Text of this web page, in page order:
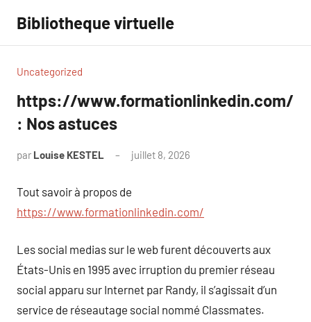
contenu
Bibliotheque virtuelle
Uncategorized
https://www.formationlinkedin.com/
: Nos astuces
par Louise KESTEL juillet 8, 2026
Tout savoir à propos de
https://www.formationlinkedin.com/
Les social medias sur le web furent découverts aux
États-Unis en 1995 avec irruption du premier réseau
social apparu sur Internet par Randy, il s’agissait d’un
service de réseautage social nommé Classmates.